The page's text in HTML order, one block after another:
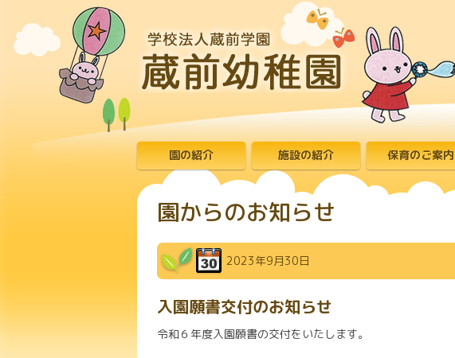
園の紹介 施設の紹介 保育のご案内
園からのお知らせ
2023年9月30日
入園願書交付のお知らせ
令和６年度入園願書の交付をいたします。